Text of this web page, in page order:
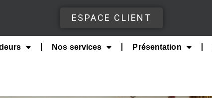
ESPACE CLIENT
Nos services Présentation